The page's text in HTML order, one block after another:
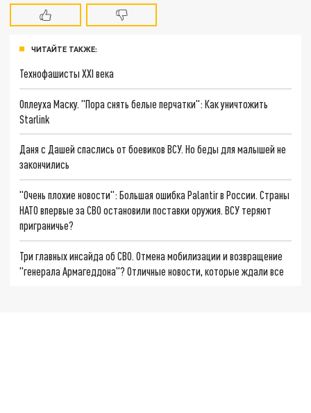
ЧИТАЙТЕ ТАКЖЕ:
Технофашисты XXI века
Оплеуха Маску. "Пора снять белые перчатки": Как уничтожить
Starlink
Даня с Дашей спаслись от боевиков ВСУ. Но беды для малышей не
закончились
"Очень плохие новости": Большая ошибка Palantir в России. Страны
НАТО впервые за СВО остановили поставки оружия. ВСУ теряют
приграничье?
Три главных инсайда об СВО. Отмена мобилизации и возвращение
"генерала Армагеддона"? Отличные новости, которые ждали все